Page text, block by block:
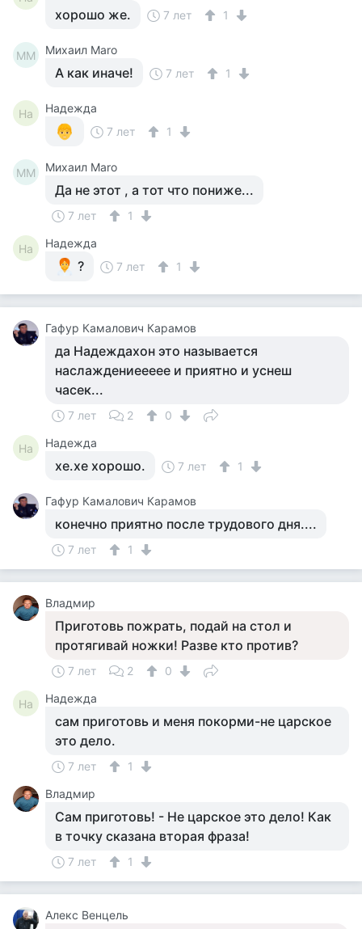
хорошо же. 7 лет 1
МM Михаил Maro
А как иначе! 7 лет 1
На
Надежда
7 лет
1
МM Михаил Maro
Да не этот , а тот что пониже...
7 лет 1
На Надежда
? 7 лет 1
Гафур Камалович Карамов
да Надеждахон это называется
наслаждениеееее и приятно и уснеш
часек...
7 лет 2 0
На Надежда
хе.хе хорошо. 7 лет 1
Гафур Камалович Карамов
конечно приятно после трудового дня....
7 лет 1
Владмир
Приготовь пожрать, подай на стол и
протягивай ножки! Разве кто против?
7 лет 2 0
На Надежда
сам приготовь и меня покорми-не царское
это дело.
7 лет
1
Владмир
Сам приготовь! - Не царское это дело! Как
в точку сказана вторая фраза!
7 лет 1
Алекс Венцель